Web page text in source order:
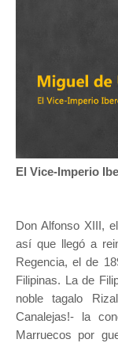
El Vice-Imperio
Don Alfonso XIII,
así que llegó a
Regencia, el de
Filipinas. La de
noble tagalo
Canalejas!- la
Marruecos por